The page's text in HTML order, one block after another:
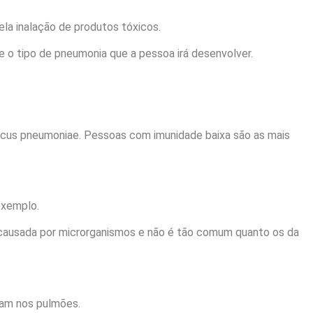
inalação de produtos tóxicos.
tipo de pneumonia que a pessoa irá desenvolver.
pneumoniae. Pessoas com imunidade baixa são as mais
por microrganismos e não é tão comum quanto os da
nos pulmões.